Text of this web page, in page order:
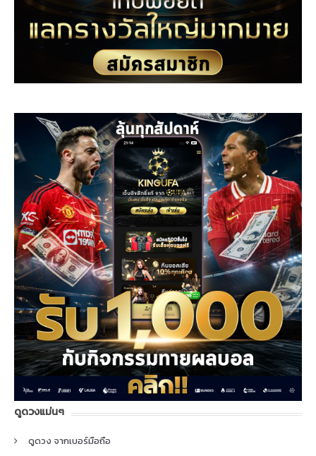
ดูดวงแม่นๆ
ดูดวง จากเบอร์มือถือ